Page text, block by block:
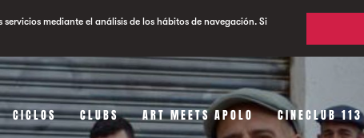
mediante el análisis de los hábitos de navegación. Si
CICLOS CLUBS ART MEETS APOLO CINECLUB 113